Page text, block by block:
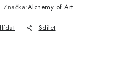
Značka:Alchemy of Art
Sdílet